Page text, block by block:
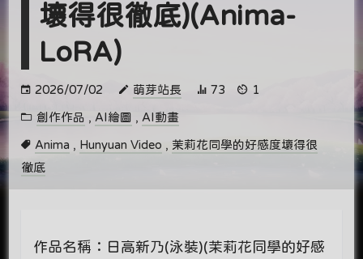
壞得很徹底)(Anima-
LoRA)
2026/07/02 萌芽站長 73 1
創作作品 , AI繪圖 , AI動畫
Anima , Hunyuan Video , 茉莉花同學的好感度壞得很
徹底
作品名稱：日高新乃(泳裝)(茉莉花同學的好感